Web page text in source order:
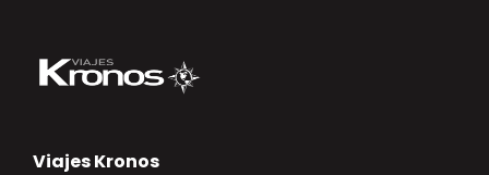
Viajes Kronos